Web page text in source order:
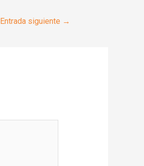
Entrada siguiente →